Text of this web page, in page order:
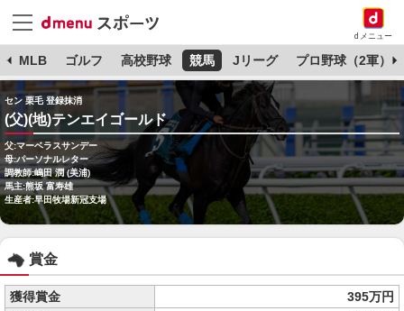
dメニュー
MLB ゴルフ 高校野球 競馬 Jリーグ プロ野球（2軍）
セン 栗毛 登録抹消
(父)(地)テンエイゴールド
父:マーベラスサンデー
母:パーソナルレター
調教師:嶋田 潤 (美浦)
馬主:熊坂 富寿雄
生産者:早田牧場新冠支場
賞金
獲得賞金
395万円